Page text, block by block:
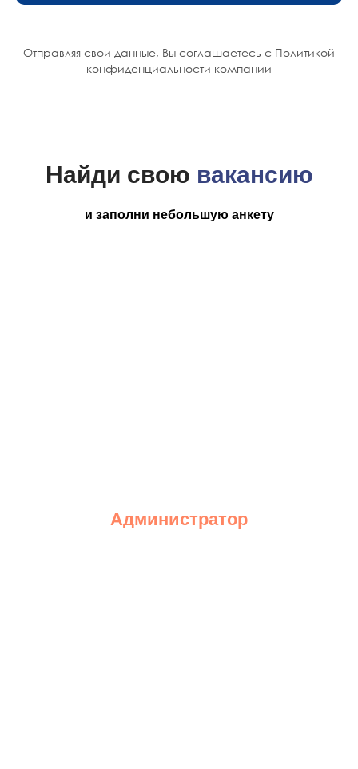
Отправляя свои данные, Вы соглашаетесь с Политикой
конфиденциальности компании
Найди свою вакансию
и заполни небольшую анкету
Администратор